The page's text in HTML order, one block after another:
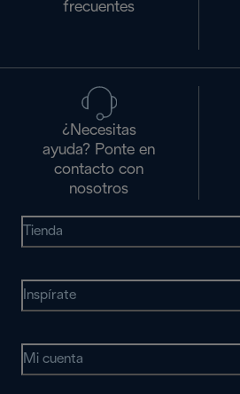
frecuentes
¿Necesitas
ayuda? Ponte en
contacto con
nosotros
Tienda
Inspírate
Mi cuenta